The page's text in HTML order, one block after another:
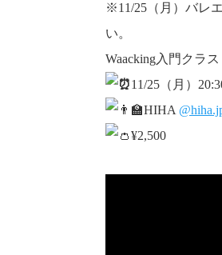
※11/25（月）バレ
い。
Waacking入門クラス
11/25（月）
HIHA
¥2,500